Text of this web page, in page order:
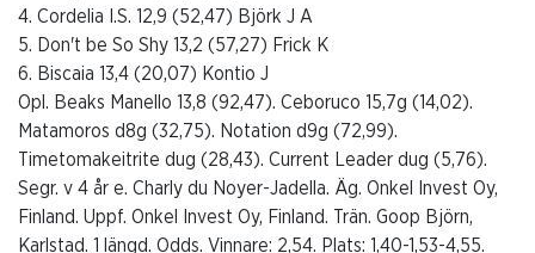
4. Cordelia I.S. 12,9 (52,47) Björk J A
5. Don't be So Shy 13,2 (57,27) Frick K
6. Biscaia 13,4 (20,07) Kontio J
Opl. Beaks Manello 13,8 (92,47). Ceboruco 15,7g (14,02).
Matamoros d8g (32,75). Notation d9g (72,99).
Timetomakeitrite dug (28,43). Current Leader dug (5,76).
Segr. v 4 år e. Charly du Noyer-Jadella. Äg. Onkel Invest Oy,
Finland. Uppf. Onkel Invest Oy, Finland. Trän. Goop Björn,
Karlstad. 1 längd. Odds. Vinnare: 2,54. Plats: 1,40-1,53-4,55.